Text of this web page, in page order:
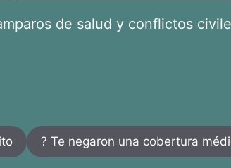
de salud y conflictos
? Te negaron una cobertura